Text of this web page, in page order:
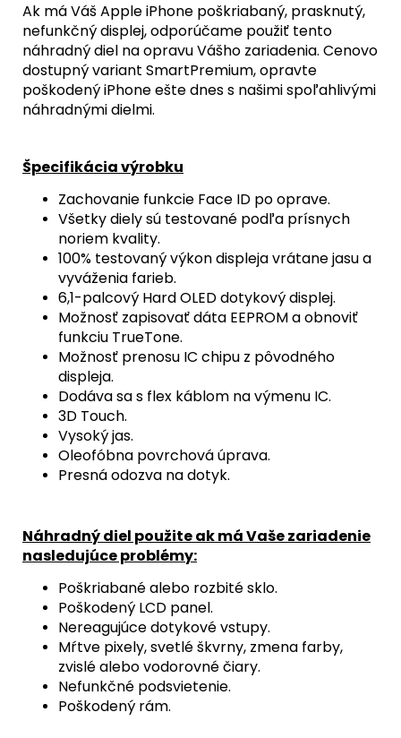
Ak má Váš Apple iPhone poškriabaný, prasknutý,
nefunkčný displej, odporúčame použiť tento
náhradný diel na opravu Vášho zariadenia. Cenovo
dostupný variant SmartPremium, opravte
poškodený iPhone ešte dnes s našimi spoľahlivými
náhradnými dielmi.
Špecifikácia výrobku
Zachovanie funkcie Face ID po oprave.
Všetky diely sú testované podľa prísnych
noriem kvality.
100% testovaný výkon displeja vrátane jasu a
vyváženia farieb.
6,1-palcový Hard OLED dotykový displej.
Možnosť zapisovať dáta EEPROM a obnoviť
funkciu TrueTone.
Možnosť prenosu IC chipu z pôvodného
displeja.
Dodáva sa s flex káblom na výmenu IC.
3D Touch.
Vysoký jas.
Oleofóbna povrchová úprava.
Presná odozva na dotyk.
Náhradný diel použite ak má Vaše zariadenie
nasledujúce problémy:
Poškriabané alebo rozbité sklo.
Poškodený LCD panel.
Nereagujúce dotykové vstupy.
Mŕtve pixely, svetlé škvrny, zmena farby,
zvislé alebo vodorovné čiary.
Nefunkčné podsvietenie.
Poškodený rám.